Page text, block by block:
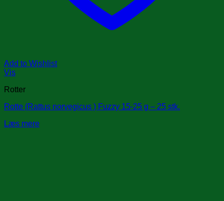
Add to Wishlist
Vis
Rotter
Rotte (Rattus norvegicus ) Fuzzy 15-25 g – 25 stk.
Læs mere